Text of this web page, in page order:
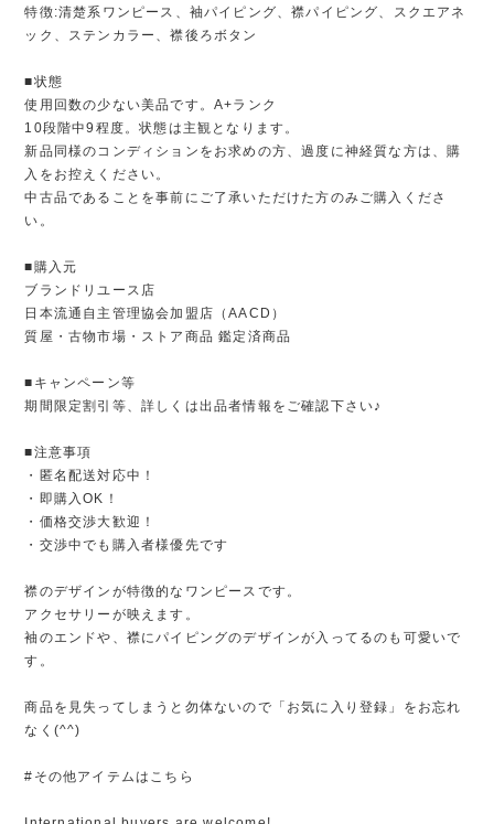
特徴:清楚系ワンピース、袖パイピング、襟パイピング、スクエアネ
ック、ステンカラー、襟後ろボタン
■状態
使用回数の少ない美品です。A+ランク
10段階中9程度。状態は主観となります。
新品同様のコンディションをお求めの方、過度に神経質な方は、購
入をお控えください。
中古品であることを事前にご了承いただけた方のみご購入くださ
い。
■購入元
ブランドリユース店
日本流通自主管理協会加盟店（AACD）
質屋・古物市場・ストア商品 鑑定済商品
■キャンペーン等
期間限定割引等、詳しくは出品者情報をご確認下さい♪
■注意事項
・匿名配送対応中！
・即購入OK！
・価格交渉大歓迎！
・交渉中でも購入者様優先です
襟のデザインが特徴的なワンピースです。
アクセサリーが映えます。
袖のエンドや、襟にパイピングのデザインが入ってるのも可愛いで
す。
商品を見失ってしまうと勿体ないので「お気に入り登録」をお忘れ
なく(^^)
#その他アイテムはこちら